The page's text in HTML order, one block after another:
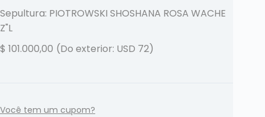
Sepultura: PIOTROWSKI SHOSHANA ROSA WACHE
Z"L
$ 101.000,00 (Do exterior: USD 72)
Você tem um cupom?